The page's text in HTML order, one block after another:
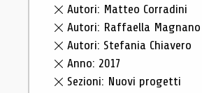
Autori: Matteo Corradini
Autori: Raffaella Magnano
Autori: Stefania Chiavero
Anno: 2017
Sezioni: Nuovi progetti